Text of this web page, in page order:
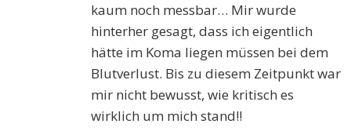
kaum noch messbar… Mir wurde
hinterher gesagt, dass ich eigentlich
hätte im Koma liegen müssen bei dem
Blutverlust. Bis zu diesem Zeitpunkt war
mir nicht bewusst, wie kritisch es
wirklich um mich stand!!